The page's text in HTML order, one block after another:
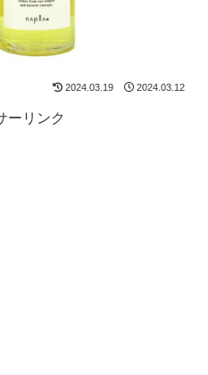
2024.03.19 2024.03.12
ーリンク